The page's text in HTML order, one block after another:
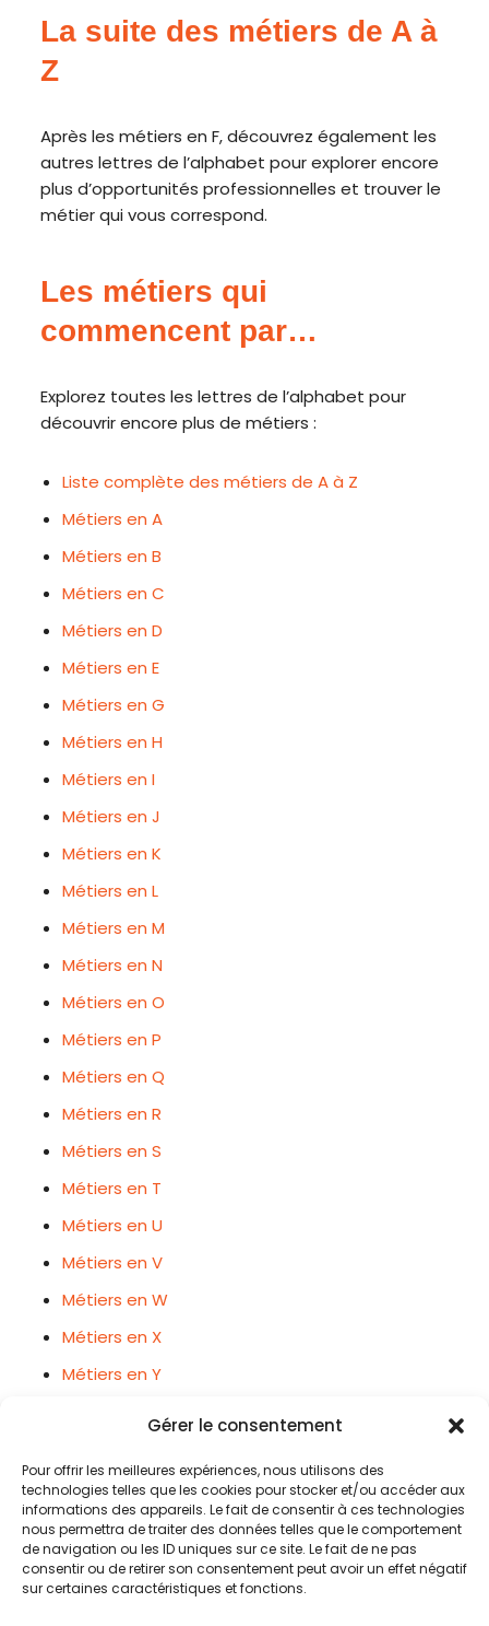
Gérer le consentement
Pour offrir les meilleures expériences, nous utilisons des
technologies telles que les cookies pour stocker et/ou accéder aux
informations des appareils. Le fait de consentir à ces technologies
nous permettra de traiter des données telles que le comportement
de navigation ou les ID uniques sur ce site. Le fait de ne pas
consentir ou de retirer son consentement peut avoir un effet négatif
sur certaines caractéristiques et fonctions.
La suite des métiers de A à
Z
Après les métiers en F, découvrez également les
autres lettres de l’alphabet pour explorer encore
plus d’opportunités professionnelles et trouver le
métier qui vous correspond.
Les métiers qui
commencent par…
Explorez toutes les lettres de l’alphabet pour
découvrir encore plus de métiers :
Liste complète des métiers de A à Z
Métiers en A
Métiers en B
Métiers en C
Métiers en D
Métiers en E
Métiers en G
Métiers en H
Métiers en I
Métiers en J
Métiers en K
Métiers en L
Métiers en M
Métiers en N
Métiers en O
Métiers en P
Métiers en Q
Métiers en R
Métiers en S
Métiers en T
Métiers en U
Métiers en V
Métiers en W
Métiers en X
Métiers en Y